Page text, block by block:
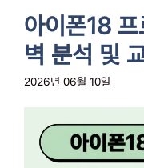
아이폰18
벽 분석 및
2026년 06월 10일